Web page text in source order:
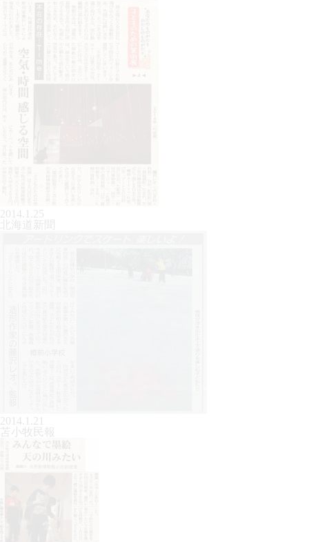
2014.1.25
北海道新聞
2014.1.21
苫小牧民報